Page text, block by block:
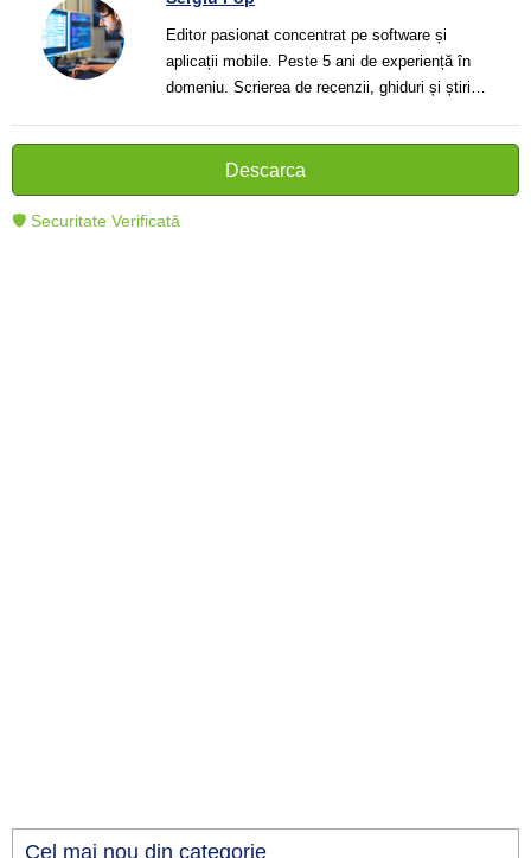
Editor pasionat concentrat pe software și
aplicații mobile. Peste 5 ani de experiență în
domeniu. Scrierea de recenzii, ghiduri și știri.
cititorii să înțeleagă și să folosească mai bine
tehnologia modernă.
Descarca
🛡 Securitate Verificată
Cel mai nou din categorie